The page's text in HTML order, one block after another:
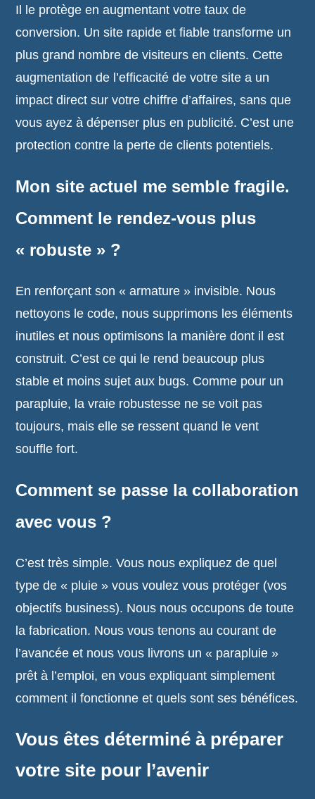
Il le protège en augmentant votre taux de
conversion. Un site rapide et fiable transforme un
plus grand nombre de visiteurs en clients. Cette
augmentation de l’efficacité de votre site a un
impact direct sur votre chiffre d’affaires, sans que
vous ayez à dépenser plus en publicité. C’est une
protection contre la perte de clients potentiels.
Mon site actuel me semble fragile.
Comment le rendez-vous plus
« robuste » ?
En renforçant son « armature » invisible. Nous
nettoyons le code, nous supprimons les éléments
inutiles et nous optimisons la manière dont il est
construit. C’est ce qui le rend beaucoup plus
stable et moins sujet aux bugs. Comme pour un
parapluie, la vraie robustesse ne se voit pas
toujours, mais elle se ressent quand le vent
souffle fort.
Comment se passe la collaboration
avec vous ?
C’est très simple. Vous nous expliquez de quel
type de « pluie » vous voulez vous protéger (vos
objectifs business). Nous nous occupons de toute
la fabrication. Nous vous tenons au courant de
l’avancée et nous vous livrons un « parapluie »
prêt à l’emploi, en vous expliquant simplement
comment il fonctionne et quels sont ses bénéfices.
Vous êtes déterminé à préparer
votre site pour l’avenir